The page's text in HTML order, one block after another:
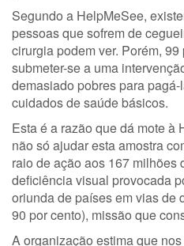
Segundo a HelpMeSee,
pessoas que sofrem de
cirurgia podem ver. Porém,
submeter-se a uma
demasiado pobres para
cuidados de saúde básicos.
Esta é a razão que dá mote à
não só ajudar esta amostra
raio de ação aos 167 milhões
deficiência visual provocada
oriunda de países em vias de
90 por cento), missão que
A organização estima que